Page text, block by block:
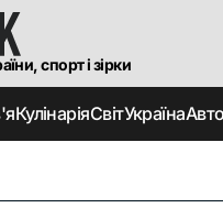
спорт і зірки
КулінаріяСвітУкраїна